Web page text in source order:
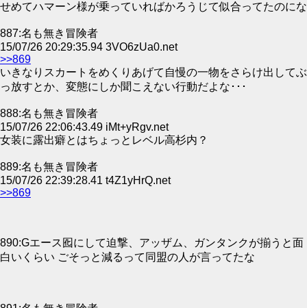
せめてハマーン様が乗っていればかろうじて似合ってたのにな
887:名も無き冒険者
15/07/26 20:29:35.94 3VO6zUa0.net
>>869
いきなりスカートをめくりあげて自慢の一物をさらけ出してぶ
っ放すとか、変態にしか聞こえない行動だよな･･･
888:名も無き冒険者
15/07/26 22:06:43.49 iMt+yRgv.net
女装に露出癖とはちょっとレベル高杉内？
889:名も無き冒険者
15/07/26 22:39:28.41 t4Z1yHrQ.net
>>869
890:Gエース囮にして迫撃、アッザム、ガンタンクが揃うと面
白いくらい ごそっと減るって同盟の人が言ってたな